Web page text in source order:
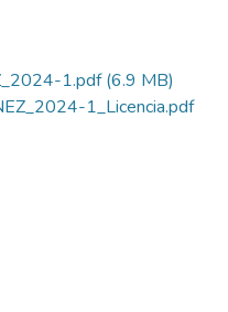
1.pdf(6.9 MB)
1_Licencia.pdf